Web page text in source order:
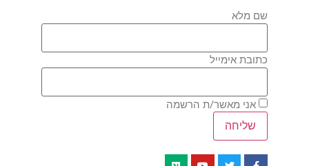
שם מלא
כתובת אימייל
אני מאשר/ת הרשמה